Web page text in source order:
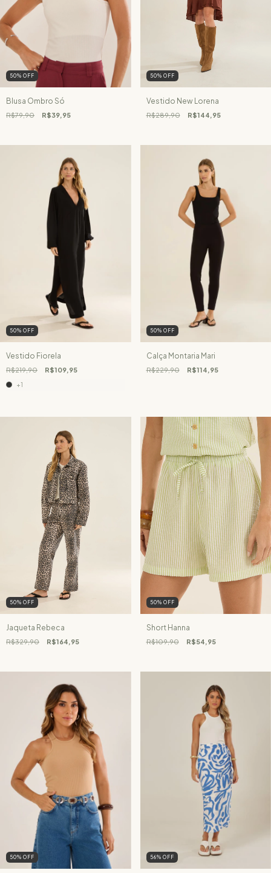
50% OFF
Blusa Ombro Só
R$79,90 R$39,95
50% OFF
Vestido New Lorena
R$289,90 R$144,95
50% OFF
Vestido Fiorela
R$219,90 R$109,95
+1
50% OFF
Calça Montaria Mari
R$229,90 R$114,95
50% OFF
Jaqueta Rebeca
R$329,90 R$164,95
50% OFF
Short Hanna
R$109,90 R$54,95
50% OFF 56% OFF